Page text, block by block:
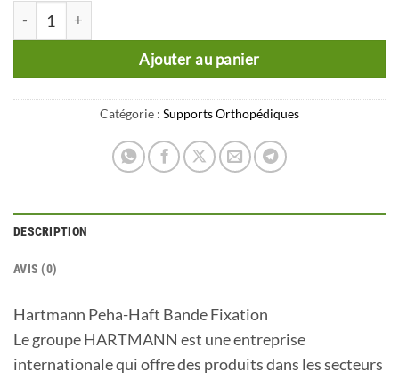
quantité de Hartmann Peha-Haft Bande Fixation
Ajouter au panier
Catégorie : Supports Orthopédiques
DESCRIPTION
AVIS (0)
Hartmann Peha-Haft Bande Fixation
Le groupe HARTMANN est une entreprise
internationale qui offre des produits dans les secteurs